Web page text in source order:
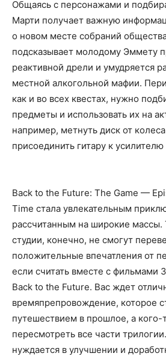
Общаясь с персонажами и
Марти получает важную
о новом месте собраний
подсказывает молодому Эммету
реактивной дрели и умудряется
местной алкогольной мафии.
как и во всех квестах, нужно
предметы и использовать их на
например, метнуть диск от
присоединить гитару к усилителю
Back to the Future: The Game —
Time стала увлекательным
рассчитанным на широкие массы.
студии, конечно, не смогут
положительные впечатления от
если считать вместе с фильмами
Back to the Future. Вас ждет
времяпрепровождение, которое
путешествием в прошлое, а
пересмотреть все части
нуждается в улучшении и